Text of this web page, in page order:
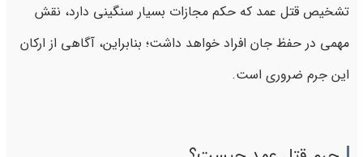
تشخیص قتل عمد که حکم مجازات بسیار سنگینی دارد، نقش
مهمی در حفظ جان افراد خواهد داشت؛ بنابراین، آگاهی از ارکان
این جرم ضروری است.